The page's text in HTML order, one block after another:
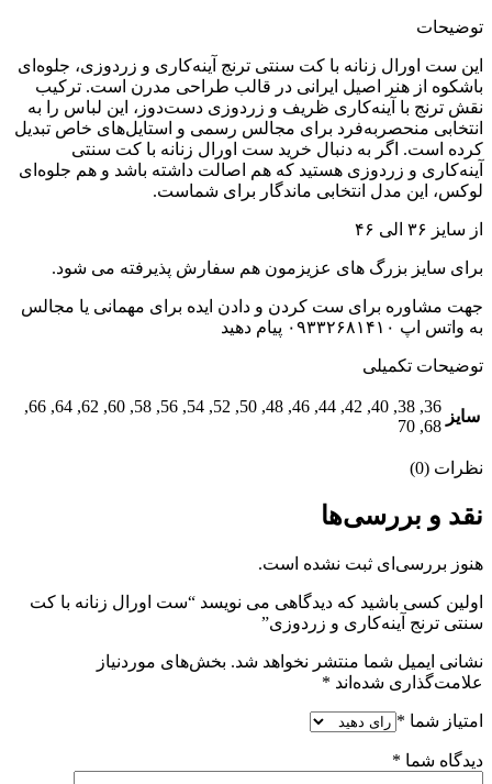
توضیحات
این ست اورال زنانه با کت سنتی ترنج آینه‌کاری و زردوزی، جلوه‌ای
باشکوه از هنر اصیل ایرانی در قالب طراحی مدرن است. ترکیب
نقش ترنج با آینه‌کاری ظریف و زردوزی دست‌دوز، این لباس را به
انتخابی منحصربه‌فرد برای مجالس رسمی و استایل‌های خاص تبدیل
کرده است. اگر به دنبال خرید ست اورال زنانه با کت سنتی
آینه‌کاری و زردوزی هستید که هم اصالت داشته باشد و هم جلوه‌ای
لوکس، این مدل انتخابی ماندگار برای شماست.
از سایز ۳۶ الی ۴۶
برای سایز بزرگ های عزیزمون هم سفارش پذیرفته می شود.
جهت مشاوره برای ست کردن و دادن ایده برای مهمانی یا مجالس
به واتس اپ ۰۹۳۳۲۶۸۱۴۱۰ پیام دهید
توضیحات تکمیلی
سایز
36, 38, 40, 42, 44, 46, 48, 50, 52, 54, 56, 58, 60, 62, 64, 66,
68, 70
نظرات (0)
نقد و بررسی‌ها
هنوز بررسی‌ای ثبت نشده است.
اولین کسی باشید که دیدگاهی می نویسد “ست اورال زنانه با کت
سنتی ترنج آینه‌کاری و زردوزی”
نشانی ایمیل شما منتشر نخواهد شد. بخش‌های موردنیاز
علامت‌گذاری شده‌اند *
امتیاز شما *
دیدگاه شما *